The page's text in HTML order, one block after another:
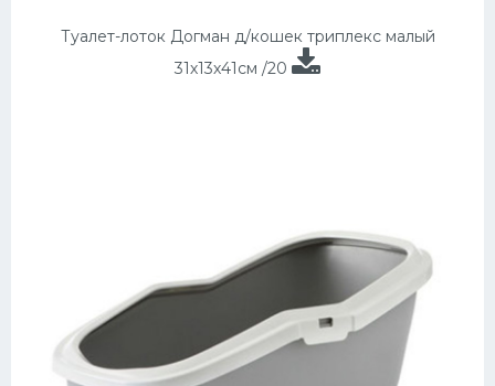
Туалет-лоток Догман д/кошек триплекс малый
31х13х41см /20